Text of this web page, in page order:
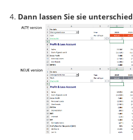
Dann lassen Sie sie